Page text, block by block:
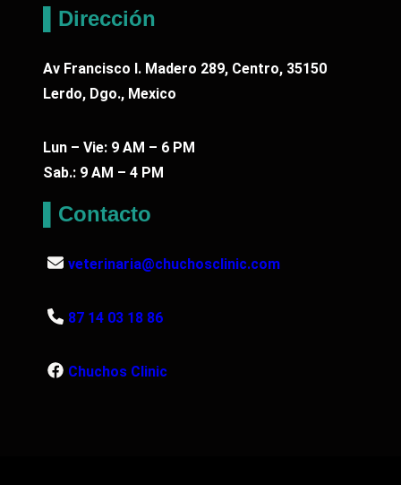
▌Dirección
Av Francisco I. Madero 289, Centro, 35150
Lerdo, Dgo., Mexico
Lun – Vie: 9 AM – 6 PM
Sab.: 9 AM – 4 PM
▌Contacto
veterinaria@chuchosclinic.com
87 14 03 18 86
Chuchos Clinic